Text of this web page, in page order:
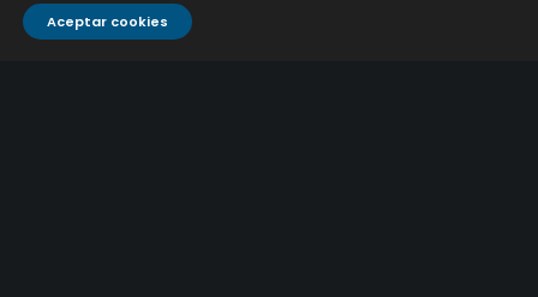
Caracterización ZA Medina Azahara-1º Sem 2026
9 julio, 2026
Aceptar cookies